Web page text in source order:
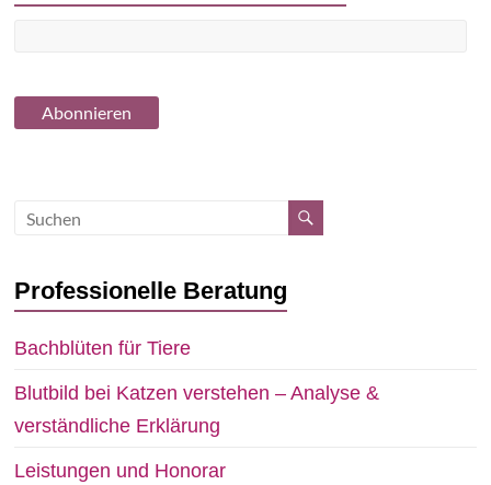
Professionelle Beratung
Bachblüten für Tiere
Blutbild bei Katzen verstehen – Analyse &
verständliche Erklärung
Leistungen und Honorar